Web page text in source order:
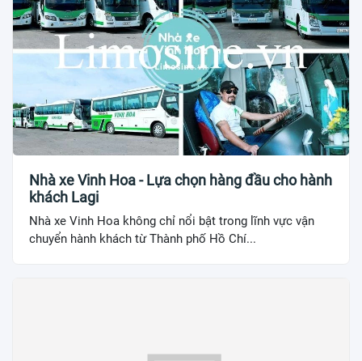
Nhà xe Vinh Hoa - Lựa chọn hàng đầu cho hành
khách Lagi
Nhà xe Vinh Hoa không chỉ nổi bật trong lĩnh vực vận
chuyển hành khách từ Thành phố Hồ Chí...